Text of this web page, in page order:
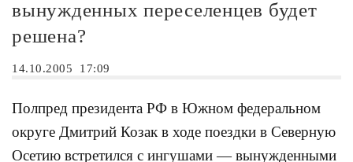
вынужденных переселенцев будет
решена?
14.10.2005 17:09
Полпред президента РФ в Южном федеральном
округе Дмитрий Козак в ходе поездки в Северную
Осетию встретился с ингушами — вынужденными